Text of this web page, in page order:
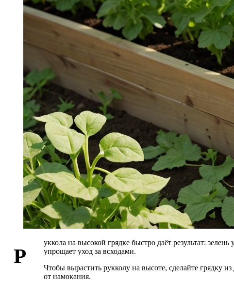
Р
уккола на высокой грядке быстро даёт результат:
упрощает уход за всходами.
Чтобы вырастить рукколу на высоте, сделайте грядку
от намокания.